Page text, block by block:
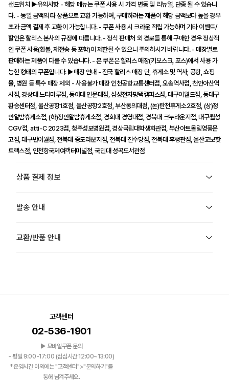
샌드위치 ▶유의사항 - 해당 메뉴는 쿠폰 사용 시 가격 변동 및 리뉴얼, 단종 될 수 있습니
다. - 동일 금액의 타 상품으로 교환 가능하며, 구매하려는 제품이 해당 금액보다 높을 경우
초과 금액 결제 후 교환이 가능합니다. - 쿠폰 사용 시 크라운 적립 가능하며 기타 이벤트/
할인은 할리스 본사의 규정에 따릅니다. - 정식 판매처 외 경로를 통해 구매한 경우 정상적
인 쿠폰 사용(환불, 재전송 등 포함)이 제한될 수 있으니 주의하시기 바랍니다. - 매장별로
판매하는 제품이 다를 수 있습니다. - 본 쿠폰은 할리스 매장(키오스크, 포스)에서 사용 가
능한 형태의 쿠폰입니다. ▶매장 안내 - 전국 할리스 매장 단, 휴게소 및 역사, 공항, 쇼핑
몰, 병원 등 특수 매장 제외 - 사용불가 매장 인천공항교통센터점, 오송역사점, 천안아산역
사점, 경상대 느티마루점, 동아대 인문대점, 삼성전자평택캠퍼스점, 대구이월드점, 동대구
환승센터점, 울산공항1호점, 울산공항2호점, 부산동의대점, (논)탄천휴게소2호점, (상)정
안알밤휴게소점, (하)정안알밤휴게소점, 경희대 경영대점, 경북대 크누라운지점, 대구월성
CGV점, atti-C 2023점, 청주성모병원점, 경상국립대학생회관점, 부산아트몰링영풍문
고점, 대구반야월점, 전북대 중도라운지점, 전북대 진수당점, 전북대 후생관점, 울산교보핫
트랙스점, 인천항국제여객터미널점, 국민대 성곡도서관점
상품 결제 정보
발송 안내
교환/반품 안내
고객센터
02-536-1901
▶ 모바일쿠폰 문의
- 평일 9:00-17:00 (점심시간 12:00~13:00)
*운영시간 이외에는 "고객센터">"문의하기"를
통해 남겨주세요.